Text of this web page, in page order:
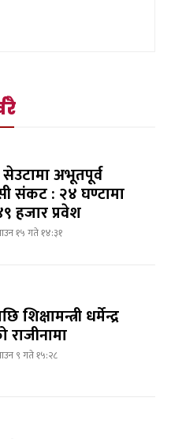
अभूतपूर्व
संकट : २४ घण्टामा
हजार प्रवेश
१५ गते १४:३१
शिक्षामन्त्री धर्मेन्द्र
राजीनामा
९ गते १५:२८